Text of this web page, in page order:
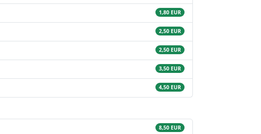
1,80 EUR
2,50 EUR
2,50 EUR
3,50 EUR
4,50 EUR
8,50 EUR